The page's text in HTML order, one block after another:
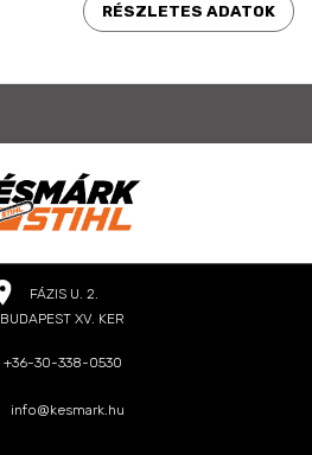
RÉSZLETES ADATOK
FÁZIS U. 2.
XV. KER
+36-30-338-0530
info@kesmark.hu